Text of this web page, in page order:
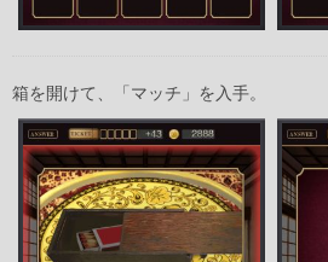
箱を開けて、「マッチ」を入手。